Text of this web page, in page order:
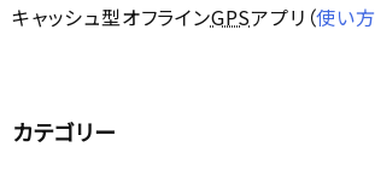
キャッシュ型オフラインGPSアプリ（使い方
カテゴリー